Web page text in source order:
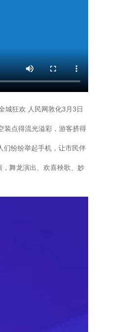
城狂欢 人民网敦化3月3日
装点得流光溢彩，游客挤得
们纷纷举起手机，让市民伴
，舞龙演出、欢喜秧歌、妙